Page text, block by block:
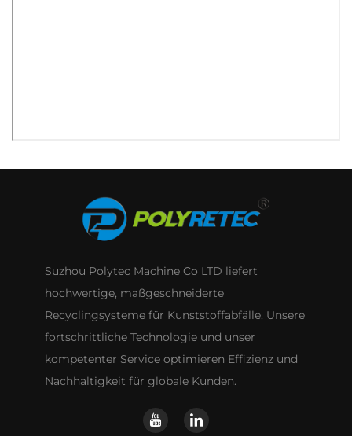
Suzhou Polytec Machine Co LTD liefert
hochwertige, maßgeschneiderte
Recyclingsysteme für Kunststoffabfälle. Unsere
fortschrittliche Technologie und unser
kompetenter Service optimieren Effizienz und
Nachhaltigkeit für globale Kunden.